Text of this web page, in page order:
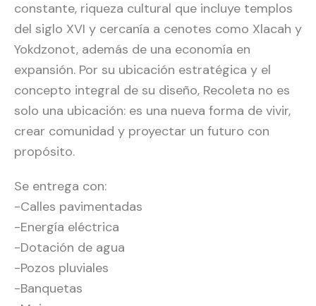
constante, riqueza cultural que incluye templos
del siglo XVI y cercanía a cenotes como Xlacah y
Yokdzonot, además de una economía en
expansión. Por su ubicación estratégica y el
concepto integral de su diseño, Recoleta no es
solo una ubicación: es una nueva forma de vivir,
crear comunidad y proyectar un futuro con
propósito.
Se entrega con:
-Calles pavimentadas
-Energía eléctrica
-Dotación de agua
-Pozos pluviales
-Banquetas